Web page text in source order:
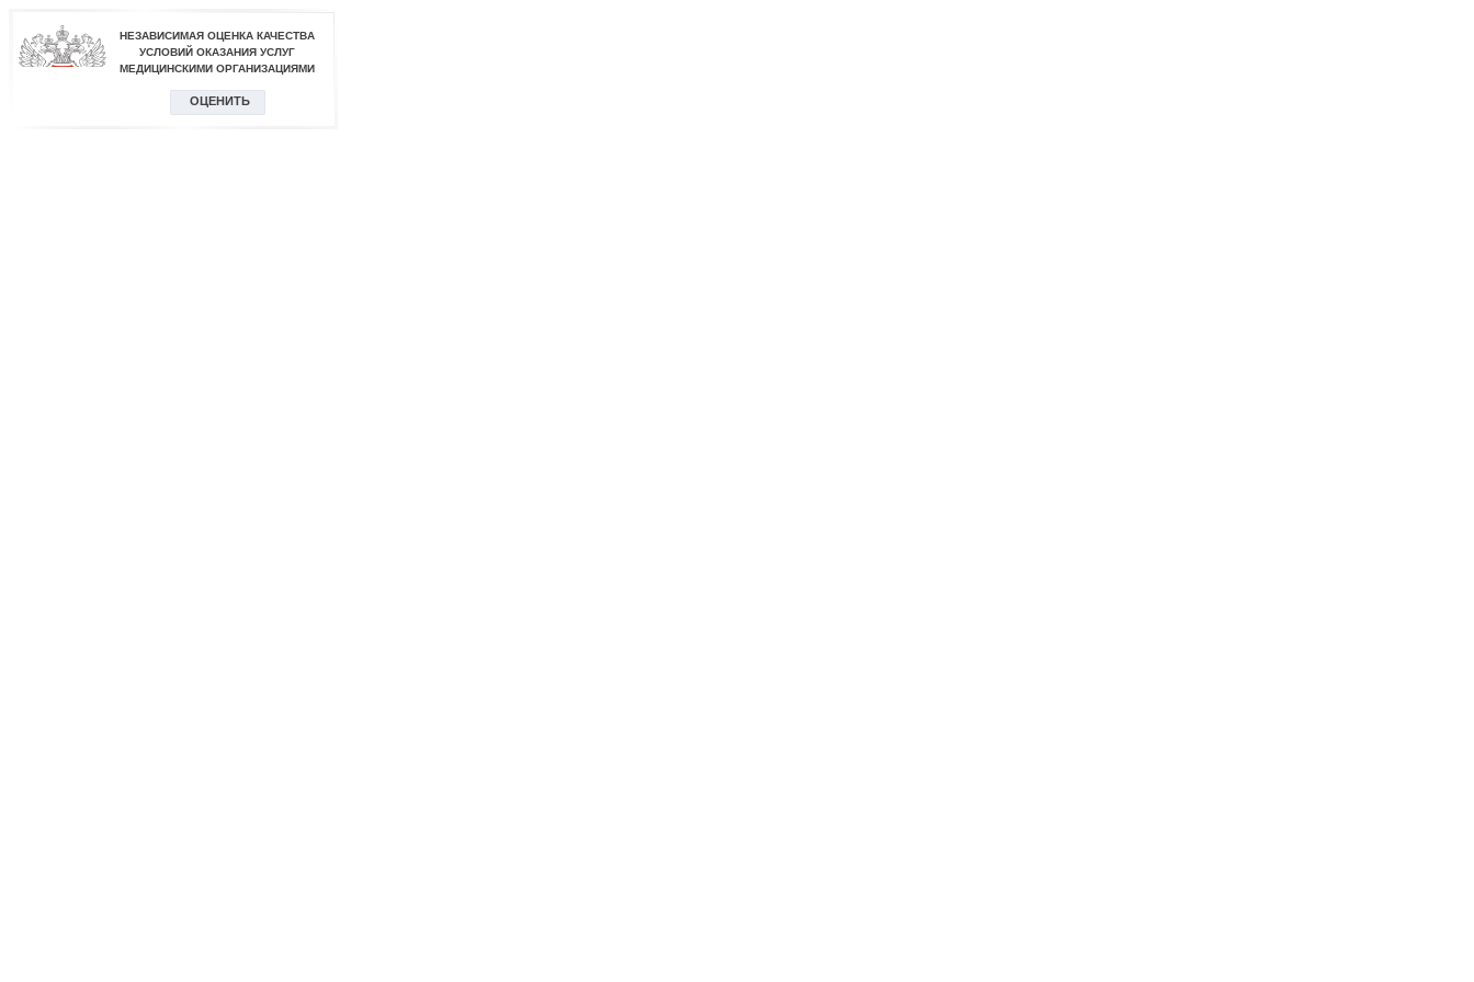
НЕЗАВИСИМАЯ ОЦЕНКА КАЧЕСТВА
УСЛОВИЙ ОКАЗАНИЯ УСЛУГ
МЕДИЦИНСКИМИ ОРГАНИЗАЦИЯМИ
ОЦЕНИТЬ